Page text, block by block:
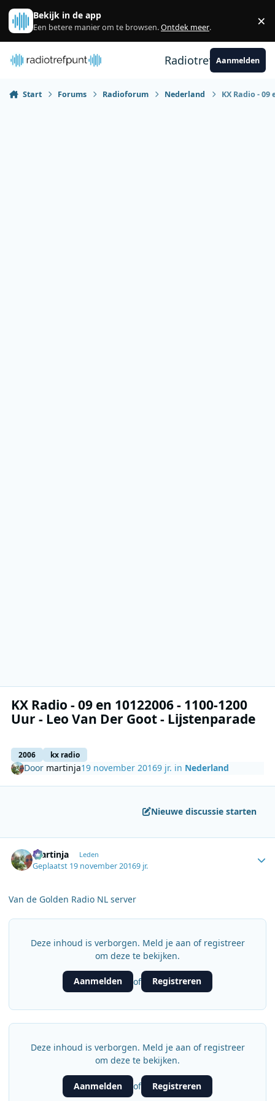
Spring naar bijdragen
Bekijk in de app
Een betere manier om te browsen.Ontdek meer. ×
RadiotrefpuntAanmelden
Start Forums Radioforum Nederland KX Radio - 09
KX Radio - 09 en 10122006 - 1100-1200
Uur - Leo Van Der Goot - Lijstenparade
2006 kx radio
Door martinja19 november 20169 jr. in Nederland
Nieuwe discussie starten
martinja Leden
Geplaatst 19 november 20169 jr.
Van de Golden Radio NL server
Deze inhoud is verborgen. Meld je aan of registreer
om deze te bekijken.
Aanmelden of Registreren
Deze inhoud is verborgen. Meld je aan of registreer
om deze te bekijken.
Aanmelden of Registreren